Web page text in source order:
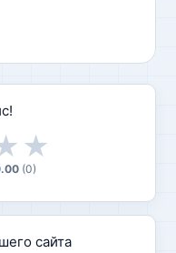
★
(0)
сайта